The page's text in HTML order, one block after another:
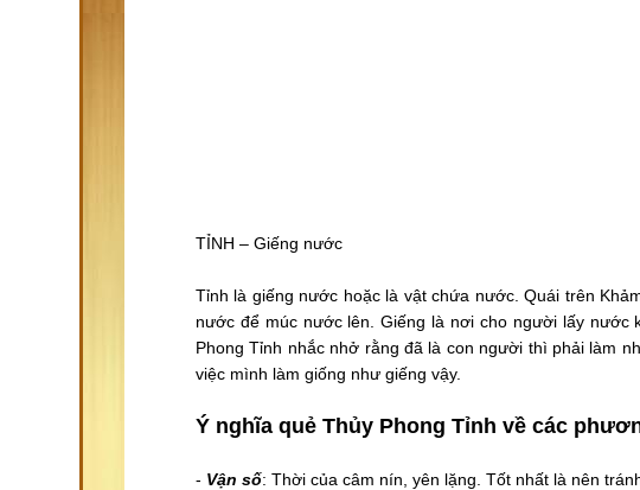
TỈNH – Giếng nước
Tỉnh là giếng nước hoặc là vật chứa nước. Quái trên
nước để múc nước lên. Giếng là nơi cho người lấy
Phong Tỉnh nhắc nhở rằng đã là con người thì phải làm
việc mình làm giống như giếng vậy.
Ý nghĩa quẻ Thủy Phong Tỉnh về các
- Vận số: Thời của câm nín, yên lặng. Tốt nhất là nên